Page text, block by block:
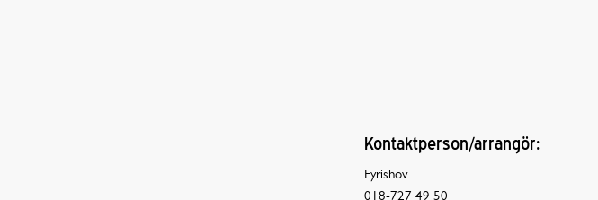
Kontaktperson/arrangör:
Fyrishov
018-727 49 50